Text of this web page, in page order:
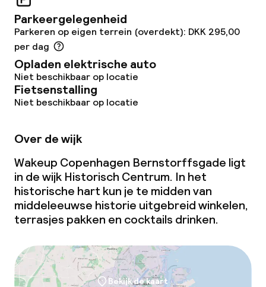
Parkeergelegenheid
Parkeren op eigen terrein (overdekt): DKK 295,00
per dag
Opladen elektrische auto
Niet beschikbaar op locatie
Fietsenstalling
Niet beschikbaar op locatie
Over de wijk
Wakeup Copenhagen Bernstorffsgade ligt
in de wijk Historisch Centrum. In het
historische hart kun je te midden van
middeleeuwse historie uitgebreid winkelen,
terrasjes pakken en cocktails drinken.
Bekijk de kaart